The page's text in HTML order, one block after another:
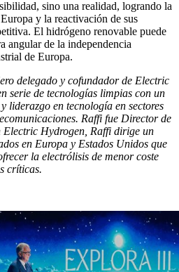
sino una realidad, logrando la
y la reactivación de sus
El hidrógeno renovable puede
angular de la independencia
de Europa.
delegado y cofundador de Electric
serie de tecnologías limpias con un
liderazgo en tecnología en sectores
Raffi fue Director de
Electric Hydrogen, Raffi dirige un
en Europa y Estados Unidos que
la electrólisis de menor coste
críticas.